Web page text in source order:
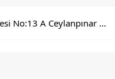
No:13 A Ceylanpınar ...